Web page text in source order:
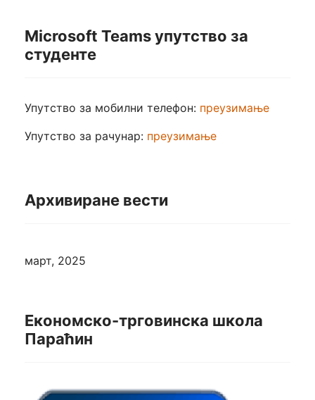
Microsoft Teams упутство за
студенте
Упутство за мобилни телефон: преузимање
Упутство за рачунар: преузимање
Архивиране вести
март, 2025
Економско-трговинска школа
Параћин